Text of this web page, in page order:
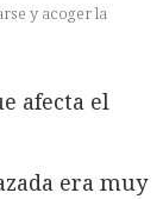
y acoger la
afecta el
era muy